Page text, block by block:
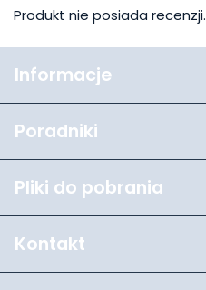
Produkt nie posiada recenzji.
Informacje
Poradniki
Pliki do pobrania
Kontakt